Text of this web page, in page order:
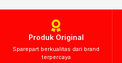
Produk Original
Sparepart berkualitas dari brand
terpercaya